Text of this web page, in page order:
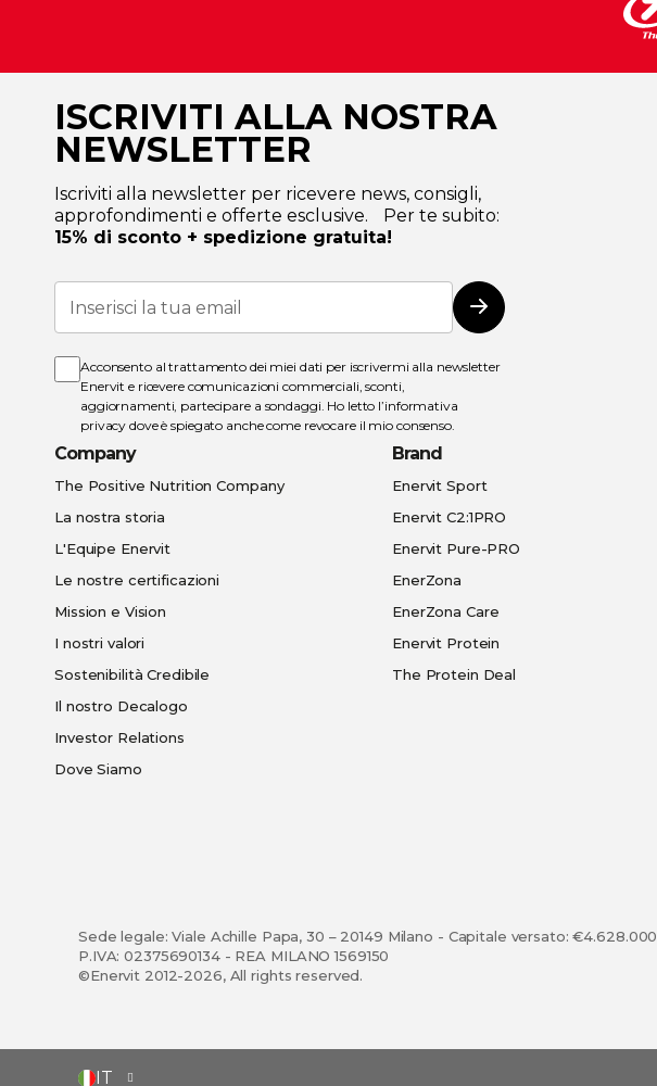
ISCRIVITI ALLA NOSTRA
NEWSLETTER
Iscriviti alla newsletter per ricevere news, consigli,
approfondimenti e offerte esclusive. Per te subito:
15% di sconto + spedizione gratuita!
Iscriviti
alla
nostra
Iscriviti
Acconsento al trattamento dei miei dati per iscrivermi alla newsletter
Enervit e ricevere comunicazioni commerciali, sconti,
aggiornamenti, partecipare a sondaggi. Ho letto l’informativa
privacy dove è spiegato anche come revocare il mio consenso.
Company
The Positive Nutrition Company
La nostra storia
L'Equipe Enervit
Le nostre certificazioni
Mission e Vision
I nostri valori
Sostenibilità Credibile
Il nostro Decalogo
Investor Relations
Dove Siamo
Brand
Enervit Sport
Enervit C2:1PRO
Enervit Pure-PRO
EnerZona
EnerZona Care
Enervit Protein
The Protein Deal
Sede legale: Viale Achille Papa, 30 – 20149 Milano - Capitale versato: €4.628.000
P.IVA: 02375690134 - REA MILANO 1569150
©Enervit 2012-2026, All rights reserved.
SELEZIONA
IT